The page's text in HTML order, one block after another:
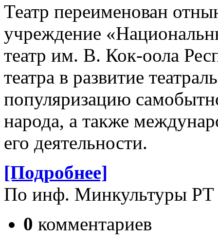
Театр переименован
учреждение
театр им. В. Кок-оола
театра в развитие
популяризацию
народа, а также
его деятельности.
[Подробнее]
По инф. Минкультуры РТ
0 комментариев